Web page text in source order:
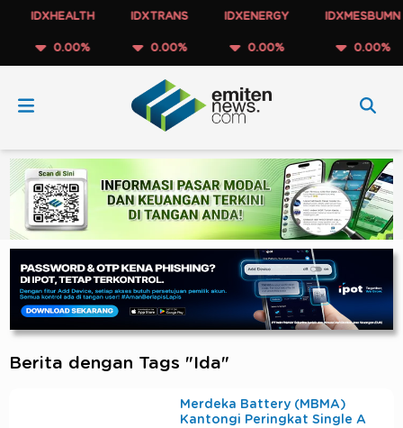
IDXHEALTH
0.00%
IDXTRANS
0.00%
IDXENERGY
0.00%
IDXMESBUMN
0.00%
Berita dengan Tags "Ida"
Merdeka Battery (MBMA)
Kantongi Peringkat Single A